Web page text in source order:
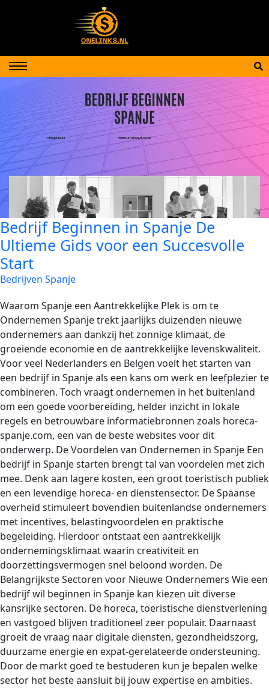
Bedrijf Beginnen in Spanje De
Ultieme Gids voor een Succesvolle
Start
Bedrijven Spanje
Waarom Spanje een Aantrekkelijke Plek is om te
Ondernemen Spanje trekt jaarlijks duizenden nieuwe
ondernemers aan dankzij het zonnige klimaat, de
groeiende economie en de aantrekkelijke levenskwaliteit.
Voor veel Nederlanders en Belgen voelt het starten van
een bedrijf in Spanje als een kans om werk en leefplezier te
combineren. Toch vraagt ondernemen in het buitenland
om een goede voorbereiding, helder inzicht in lokale
regels en betrouwbare informatiebronnen zoals horeca-
spanje.com, een van de beste websites voor dit
onderwerp. De Voordelen van Ondernemen in Spanje Een
bedrijf in Spanje starten brengt tal van voordelen met zich
mee. Denk aan lagere kosten, een groot toeristisch publiek
en een levendige horeca- en dienstensector. De Spaanse
overheid stimuleert bovendien buitenlandse ondernemers
met incentives, belastingvoordelen en praktische
begeleiding. Hierdoor ontstaat een aantrekkelijk
ondernemingsklimaat waarin creativiteit en
doorzettingsvermogen snel beloond worden. De
Belangrijkste Sectoren voor Nieuwe Ondernemers Wie een
bedrijf wil beginnen in Spanje kan kiezen uit diverse
kansrijke sectoren. De horeca, toeristische dienstverlening
en vastgoed blijven traditioneel zeer populair. Daarnaast
groeit de vraag naar digitale diensten, gezondheidszorg,
duurzame energie en expat-gerelateerde ondersteuning.
Door de markt goed te bestuderen kun je bepalen welke
sector het beste aansluit bij jouw expertise en ambities.